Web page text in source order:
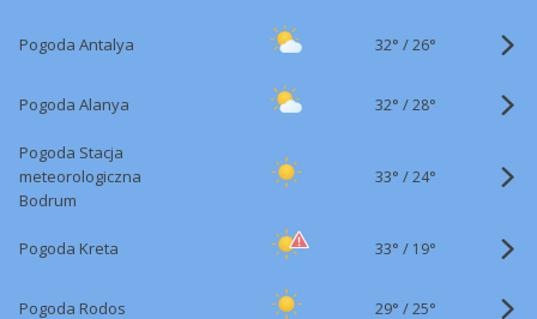
Pogoda Antalya 32° /26°
Pogoda Alanya 32° /28°
Pogoda Stacja
meteorologiczna
Bodrum
33° /24°
Pogoda Kreta 33° / 19°
Pogoda Rodos 29° /25°